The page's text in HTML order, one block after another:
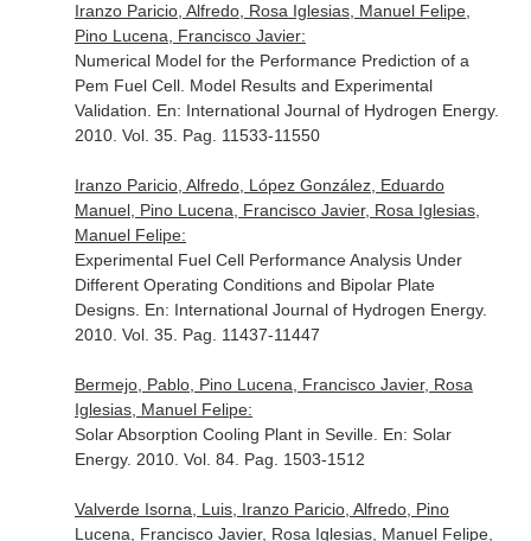
Iranzo Paricio, Alfredo, Rosa Iglesias, Manuel Felipe,
Pino Lucena, Francisco Javier:
Numerical Model for the Performance Prediction of a
Pem Fuel Cell. Model Results and Experimental
Validation. En: International Journal of Hydrogen Energy.
2010. Vol. 35. Pag. 11533-11550
Iranzo Paricio, Alfredo, López González, Eduardo
Manuel, Pino Lucena, Francisco Javier, Rosa Iglesias,
Manuel Felipe:
Experimental Fuel Cell Performance Analysis Under
Different Operating Conditions and Bipolar Plate
Designs. En: International Journal of Hydrogen Energy.
2010. Vol. 35. Pag. 11437-11447
Bermejo, Pablo, Pino Lucena, Francisco Javier, Rosa
Iglesias, Manuel Felipe:
Solar Absorption Cooling Plant in Seville. En: Solar
Energy. 2010. Vol. 84. Pag. 1503-1512
Valverde Isorna, Luis, Iranzo Paricio, Alfredo, Pino
Lucena, Francisco Javier, Rosa Iglesias, Manuel Felipe,